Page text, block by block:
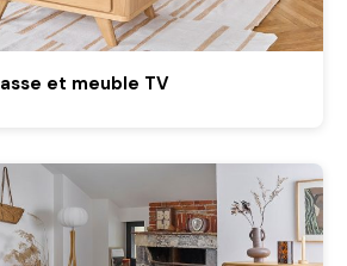
et meuble TV